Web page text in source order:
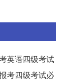
英语四级考试
考四级考试必